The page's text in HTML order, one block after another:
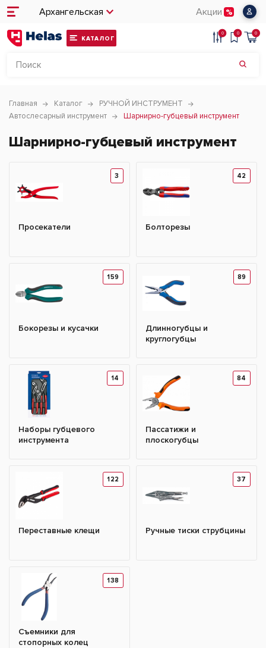
Архангельская Акции
КАТАЛОГ
0 0 0
Главная Каталог
РУЧНОЙ ИНСТРУМЕНТ
Автослесарный инструмент
Шарнирно-губцевый инструмент
Шарнирно-губцевый инструмент
3
Просекатели
42
Болторезы
159
Бокорезы и кусачки
89
Длинногубцы и
круглогубцы
14
Наборы губцевого
инструмента
84
Пассатижи и
плоскогубцы
122
Переставные клещи
37
Ручные тиски струбцины
138
Съемники для
стопорных колец